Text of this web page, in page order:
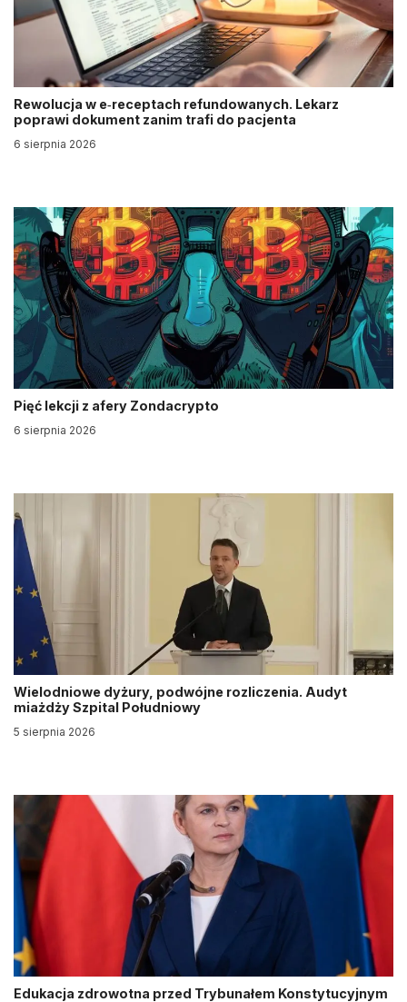
Rewolucja w e‑receptach refundowanych. Lekarz
poprawi dokument zanim trafi do pacjenta
6 sierpnia 2026
Pięć lekcji z afery Zondacrypto
6 sierpnia 2026
Wielodniowe dyżury, podwójne rozliczenia. Audyt
miażdży Szpital Południowy
5 sierpnia 2026
Edukacja zdrowotna przed Trybunałem Konstytucyjnym